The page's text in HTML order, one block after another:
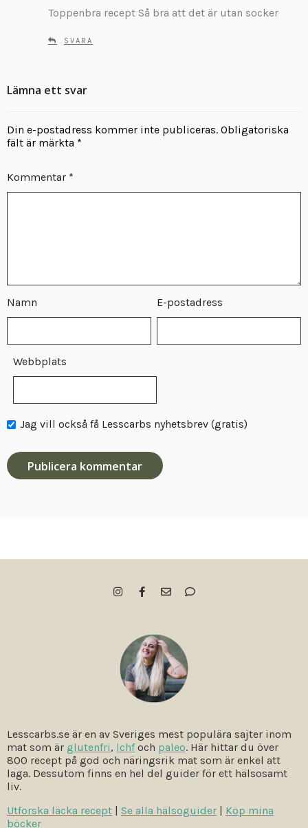
i
Toppenbra recept Så bra att det är utan socker
SVARA
Lämna ett svar
Din e-postadress kommer inte publiceras. Obligatoriska
fält är märkta *
Kommentar *
Namn E-postadress
Webbplats
Jag vill också få Lesscarbs nyhetsbrev (gratis)
Lesscarbs.se är en av Sveriges mest populära sajter inom
mat som är glutenfri, lchfoch paleo. Här hittar du över
800 recept på god och näringsrik mat som är enkel att
laga. Dessutom finns en hel del guider för ett hälsosamt
liv.
Utforska läcka recept | Se alla hälsoguider | Köp mina
böcker